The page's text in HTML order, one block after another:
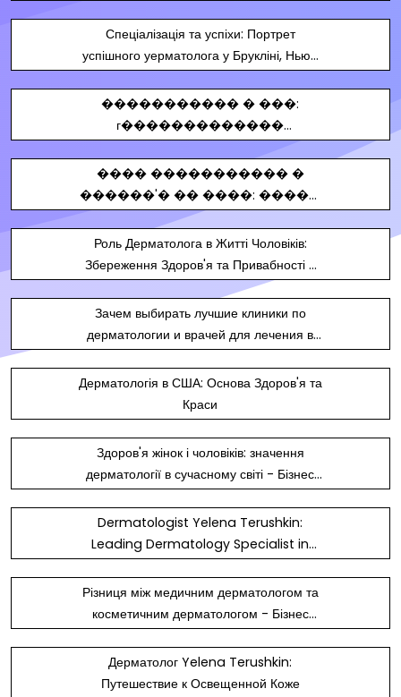
Спеціалізація та успіхи: Портрет
успішного уерматолога у Брукліні, Нью-
����������� � ���:
г�������������
���-���� � ������ ��
���˳�
���� ����������� �
������'� �� ����: �����
�� ����� ���� �
������� � ������ ��
���˳�
Роль Дерматолога в Житті Чоловіків:
Збереження Здоров'я та Привабності -
Бізнес новини Сум
Зачем выбирать лучшие клиники по
дерматологии и врачей для лечения в
Дерматологія в США: Основа Здоров'я та
Краси
Здоров'я жінок і чоловіків: значення
дерматології в сучасному світі - Бізнес
Dermatologist Yelena Terushkin:
Leading Dermatology Specialist in
Різниця між медичним дерматологом та
косметичним дерматологом - Бізнес
Дерматолог Yelena Terushkin:
Путешествие к Освещенной Коже